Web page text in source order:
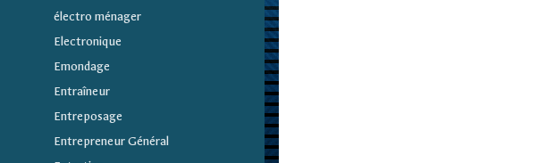
électro ménager
Electronique
Emondage
Entraîneur
Entreposage
Entrepreneur Général